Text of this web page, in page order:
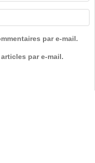
par e-mail.
par e-mail.